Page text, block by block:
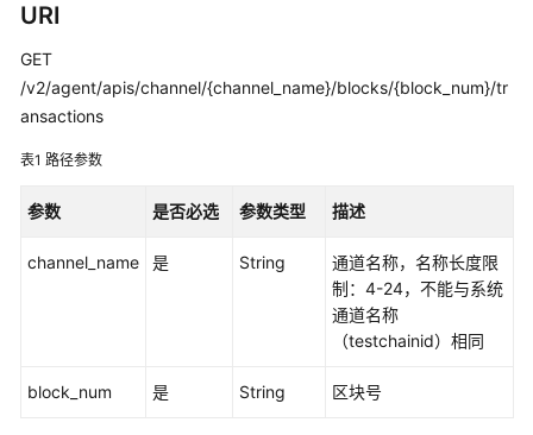
计
费
说
快
入
URI
GET
/v2/agent/apis/channel/{channel_name}/blocks/{block_num}/tr
ansactions
表1 路径参数
参数 是否必选 参数类型 描述
channel_name 是 String
通道名称，名称长度限
制：4-24，不能与系统
通道名称
（testchainid）相同
block_num 是 String 区块号